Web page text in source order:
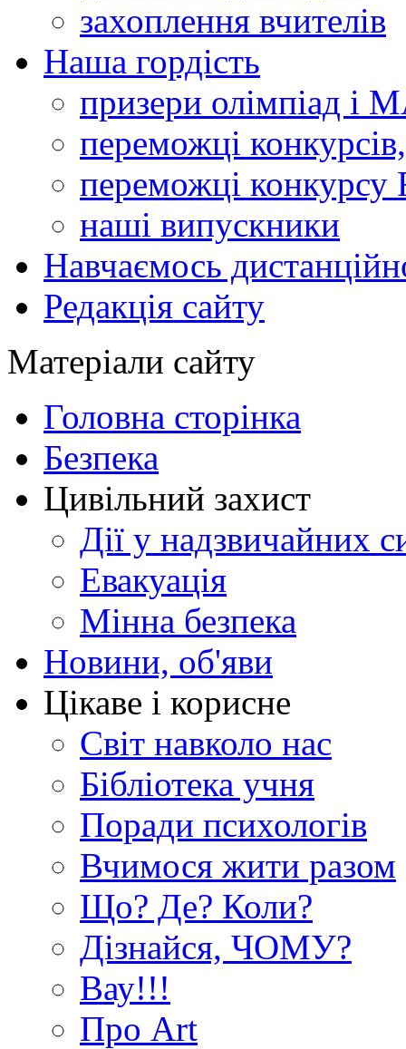
захоплення вчителів
Наша гордість
призери олімпіад і
переможці
переможці конкурсу
наші випускники
Навчаємось
Редакція сайту
Матеріали сайту
Головна сторінка
Безпека
Цивільний захист
Дії у надзвичайних
Евакуація
Мінна безпека
Новини, об'яви
Цікаве і корисне
Світ навколо нас
Бібліотека учня
Поради психологів
Вчимося жити разом
Що? Де? Коли?
Дізнайся, ЧОМУ?
Вау!!!
Про Art